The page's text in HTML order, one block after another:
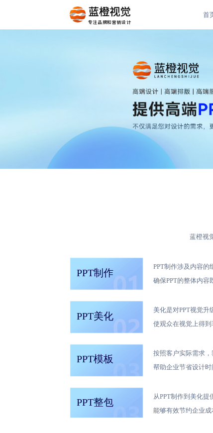
专注品牌和营销设计
首
蓝橙视
PPT制作
PPT制作涉及内容的
确保PPT的整体内容
PPT美化
美化是对PPT视觉
使观众在视觉上得到
PPT模板
按照客户实际需求
帮助企业节省设计时
PPT整包
从PPT制作到美化提
能够有效节约企业